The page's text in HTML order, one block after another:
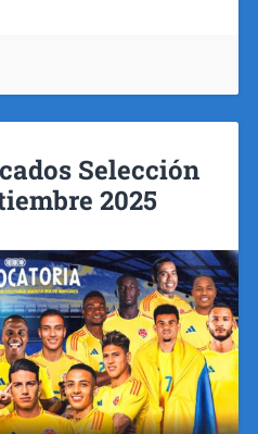
Selección
2025